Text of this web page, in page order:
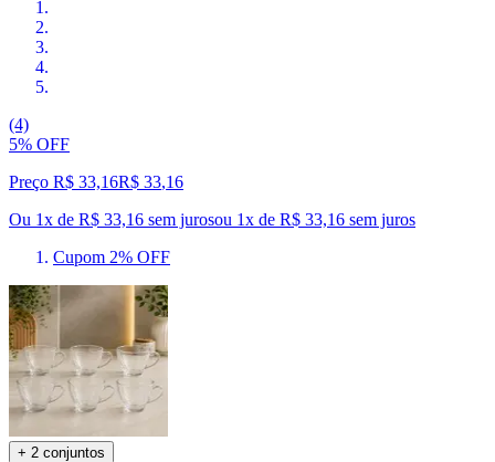
(4)
5% OFF
Preço R$ 33,16R$ 33,16
Ou 1x de R$ 33,16 sem jurosou 1x de R$ 33,16 sem juros
Cupom 2% OFF
+ 2 conjuntos